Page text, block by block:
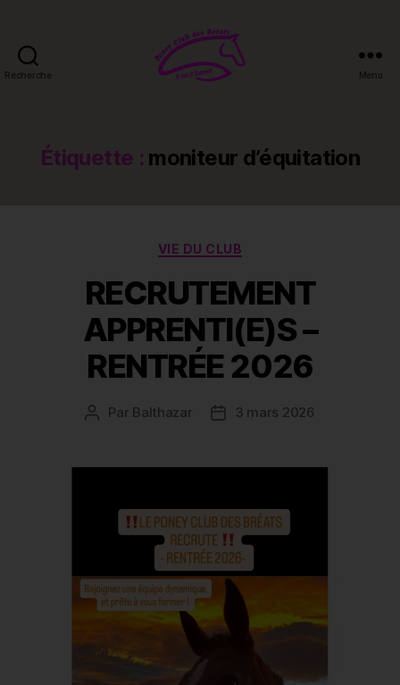
Recherche
Bréats
Menu
Étiquette : moniteur d’équitation
Catégories
VIE DU CLUB
RECRUTEMENT
APPRENTI(E)S –
RENTRÉE 2026
Auteur
Par Balthazar
Date3 mars 2026